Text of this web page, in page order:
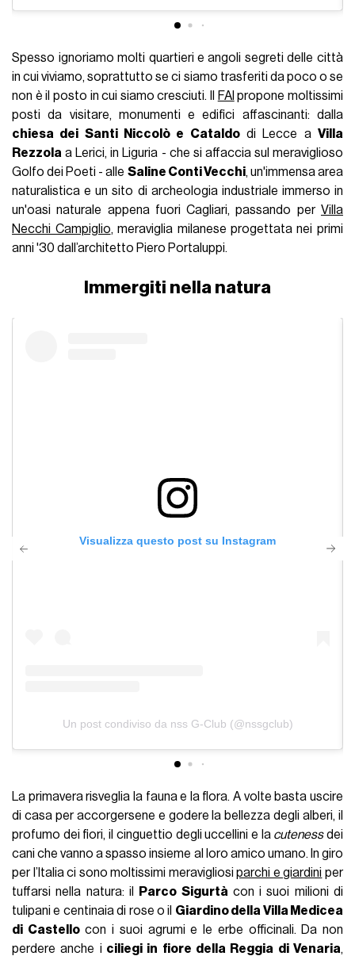
Spesso ignoriamo molti quartieri e angoli segreti delle città
in cui viviamo, soprattutto se ci siamo trasferiti da poco o se
non è il posto in cui siamo cresciuti. Il
FAI propone moltissimi
posti da visitare, monumenti e edifici affascinanti: dalla
chiesa dei Santi Niccolò e Cataldodi Lecce a Villa
Rezzola a Lerici, in Liguria - che si affaccia sul meraviglioso
Golfo dei Poeti - alle Saline Conti Vecchi, un'immensa area
naturalistica e un sito di archeologia industriale immerso in
un'oasi naturale appena fuori Cagliari, passando per Villa
Necchi Campiglio, meraviglia milanese progettata nei primi
anni '30 dall’architetto Piero Portaluppi.
Immergiti nella natura
Visualizza questo post su Instagram
Un post condiviso da nss G-Club (@nssgclub)
La primavera risveglia la fauna e la flora. A volte basta uscire
di casa per accorgersene e godere la bellezza degli alberi, il
profumo dei fiori, il cinguettio degli uccellini e la cutenessdei
cani che vanno a spasso insieme al loro amico umano. In giro
per l’Italia ci sono moltissimi meravigliosiparchi e giardini per
tuffarsi nella natura: il
Parco Sigurtà con i suoi milioni di
tulipani e centinaia di rose o il Giardino della Villa Medicea
di Castellocon i suoi agrumi e le erbe officinali. Da non
perdere anche i ciliegi in fiore della Reggia di Venaria,